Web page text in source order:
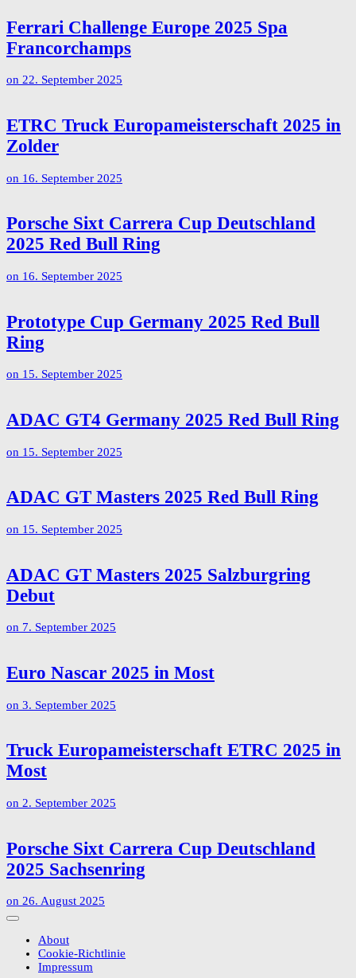
Ferrari Challenge Europe 2025 Spa
Francorchamps
on 22. September 2025
ETRC Truck Europameisterschaft 2025 in
Zolder
on 16. September 2025
Porsche Sixt Carrera Cup Deutschland
2025 Red Bull Ring
on 16. September 2025
Prototype Cup Germany 2025 Red Bull
Ring
on 15. September 2025
ADAC GT4 Germany 2025 Red Bull Ring
on 15. September 2025
ADAC GT Masters 2025 Red Bull Ring
on 15. September 2025
ADAC GT Masters 2025 Salzburgring
Debut
on 7. September 2025
Euro Nascar 2025 in Most
on 3. September 2025
Truck Europameisterschaft ETRC 2025 in
Most
on 2. September 2025
Porsche Sixt Carrera Cup Deutschland
2025 Sachsenring
on 26. August 2025
About
Cookie-Richtlinie
Impressum